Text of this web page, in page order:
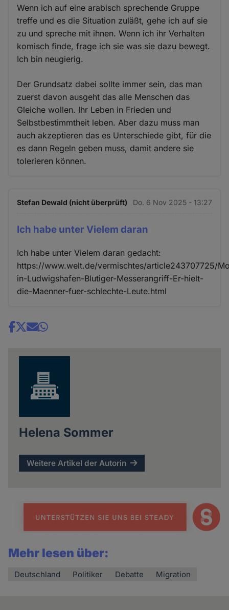
Wenn ich auf eine arabisch sprechende Gruppe
treffe und es die Situation zuläßt, gehe ich auf sie
zu und spreche mit ihnen. Wenn ich ihr Verhalten
komisch finde, frage ich sie was sie dazu bewegt.
Ich bin neugierig.
Der Grundsatz dabei sollte immer sein, das man
zuerst davon ausgeht das alle Menschen das
Gleiche wollen. Ihr Leben in Frieden und
Selbstbestimmtheit leben. Aber dazu muss man
auch akzeptieren das es Unterschiede gibt, für die
es dann Regeln geben muss, damit andere sie
tolerieren können.
Stefan Dewald (nicht überprüft) Do. 6 Nov 2025 - 13:27
Ich habe unter Vielem daran
Ich habe unter Vielem daran gedacht:
https://www.welt.de/vermischtes/article243707725/
in-Ludwigshafen-Blutiger-Messerangriff-Er-hielt-
die-Maenner-fuer-schlechte-Leute.html
Share
Helena Sommer
Weitere Artikel der Autorin
Mehr lesen über:
Deutschland Politiker Debatte Migration